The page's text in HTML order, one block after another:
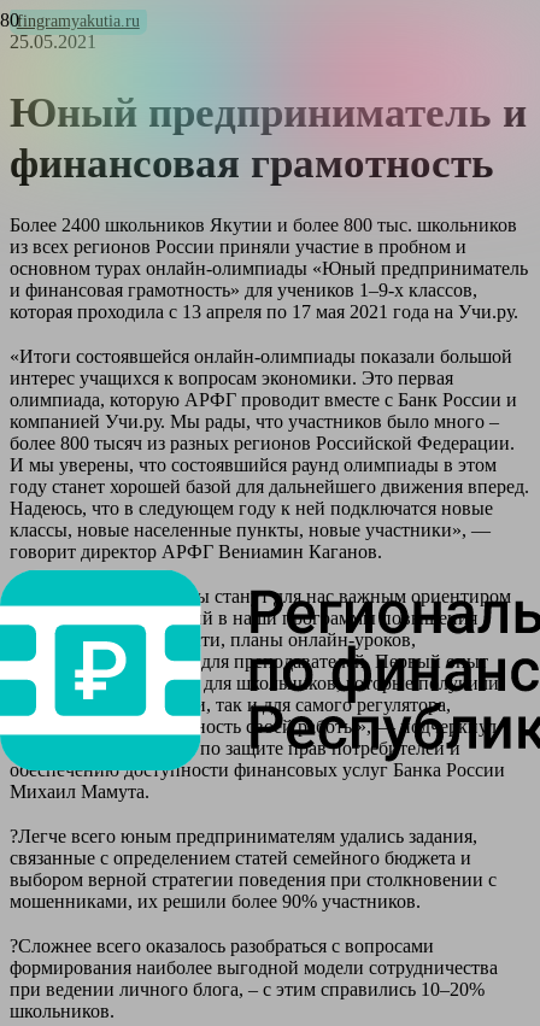
fingramyakutia.ru
25.05.2021
Юный предприниматель и
финансовая грамотность
Более 2400 школьников Якутии и более 800 тыс. школьников
из всех регионов России приняли участие в пробном и
основном турах онлайн-олимпиады «Юный предприниматель
и финансовая грамотность» для учеников 1–9-х классов,
которая проходила с 13 апреля по 17 мая 2021 года на Учи.ру.
«Итоги состоявшейся онлайн-олимпиады показали большой
интерес учащихся к вопросам экономики. Это первая
олимпиада, которую АРФГ проводит вместе с Банк России и
компанией Учи.ру. Мы рады, что участников было много –
более 800 тысяч из разных регионов Российской Федерации.
И мы уверены, что состоявшийся раунд олимпиады в этом
году станет хорошей базой для дальнейшего движения вперед.
Надеюсь, что в следующем году к ней подключатся новые
классы, новые населенные пункты, новые участники», —
говорит директор АРФГ Вениамин Каганов.
⠀
«Результаты олимпиады станут для нас важным ориентиром
для внесения изменений в наши программы повышения
финансовой грамотности, планы онлайн-уроков,
методические пособия для преподавателей. Первый опыт
оказался полезным как для школьников, которые получили
новые знания и навыки, так и для самого регулятора,
оценившего эффективность своей работы», — подчеркнул
руководитель Службы по защите прав потребителей и
обеспечению доступности финансовых услуг Банка России
Михаил Мамута.
?Легче всего юным предпринимателям удались задания,
связанные с определением статей семейного бюджета и
выбором верной стратегии поведения при столкновении с
мошенниками, их решили более 90% участников.
?Сложнее всего оказалось разобраться с вопросами
формирования наиболее выгодной модели сотрудничества
при ведении личного блога, – с этим справились 10–20%
школьников.